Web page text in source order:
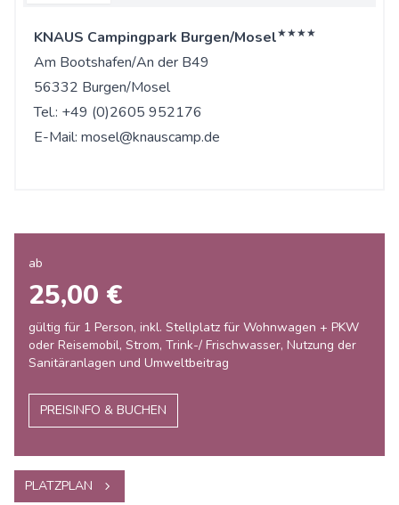
KNAUS Campingpark Burgen/Mosel★★★★
Am Bootshafen/An der B49
56332 Burgen/Mosel
Tel.: +49 (0)2605 952176
E-Mail: mosel@knauscamp.de
ab
25,00 €
gültig für 1 Person, inkl. Stellplatz für Wohnwagen + PKW
oder Reisemobil, Strom, Trink-/ Frischwasser, Nutzung der
Sanitäranlagen und Umweltbeitrag
PREISINFO & BUCHEN
PLATZPLAN